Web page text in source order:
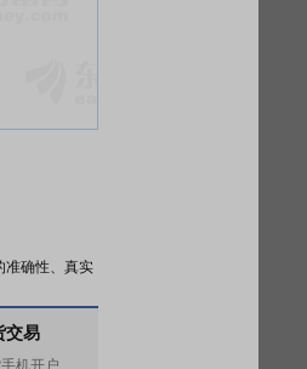
准确性、真实
交易
机开户